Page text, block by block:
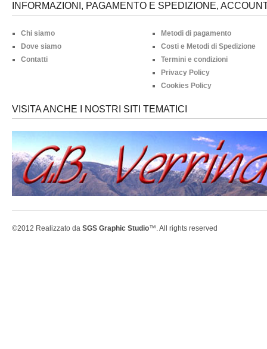
INFORMAZIONI, PAGAMENTO E SPEDIZIONE,
Chi siamo
Dove siamo
Contatti
Metodi di pagamento
Costi e Metodi di Spedizione
Termini e condizioni
Privacy Policy
Cookies Policy
VISITA ANCHE I NOSTRI SITI TEMATICI
©2012 Realizzato da SGS Graphic Studio™. All rights reserved